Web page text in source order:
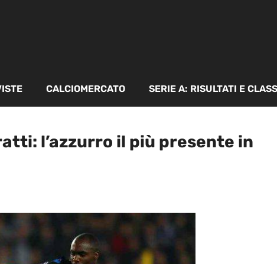
CALCIOMERCATO SERIE A: RISULTATI E
l’azzurro il più presente in